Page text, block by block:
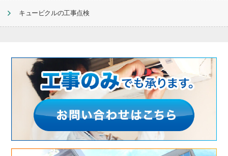
キュービクルの工事点検